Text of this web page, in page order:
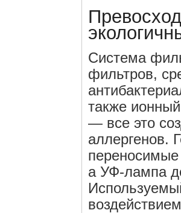
Система
фильтров,
также
— все это
аллергенов.
а УФ-лампа